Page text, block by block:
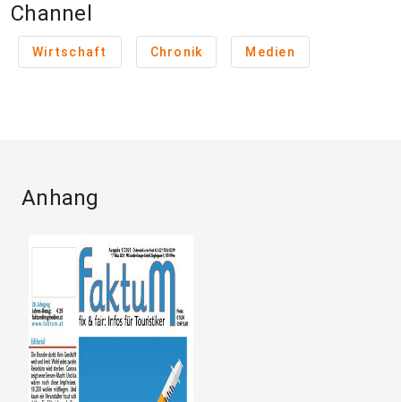
Channel
Wirtschaft Chronik Medien
Anhang